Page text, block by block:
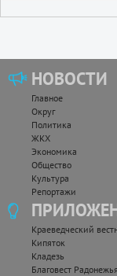
НОВОСТИ
Главное
Округ
Политика
ЖКХ
Экономика
Общество
Культура
Репортажи
Краеведческий
Кипяток
Кладезь
Благовест Радонежья